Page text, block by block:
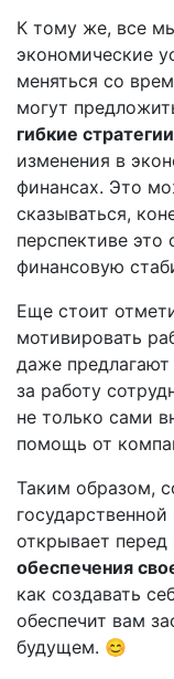
К тому же, все
экономические
меняться со
могут
гибкие стратегии
изменения в
финансах. Это
сказываться,
перспективе это
финансовую
Еще стоит
мотивировать
даже предлагают
за работу
не только сами
помощь от
Таким образом,
открывает
обеспечения
как создавать
обеспечит вам
будущем. 😊